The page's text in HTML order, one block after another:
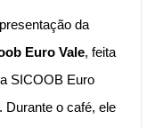
da
Euro Vale, feita
SICOOB Euro
Durante o café, ele